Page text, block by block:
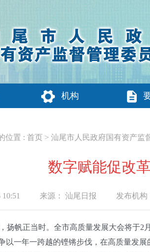
机构
位置 : 首页 > 汕尾市人民政府国有资产监
数字赋能促改
来源： 汕尾日报 发布机构
帆正当时。全市高质量发展大会将于2月
以一年一跨越的铿锵步伐，在高质量发展